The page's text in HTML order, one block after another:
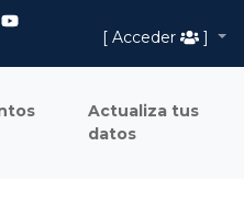
[ Acceder
]
Actualiza tus
datos